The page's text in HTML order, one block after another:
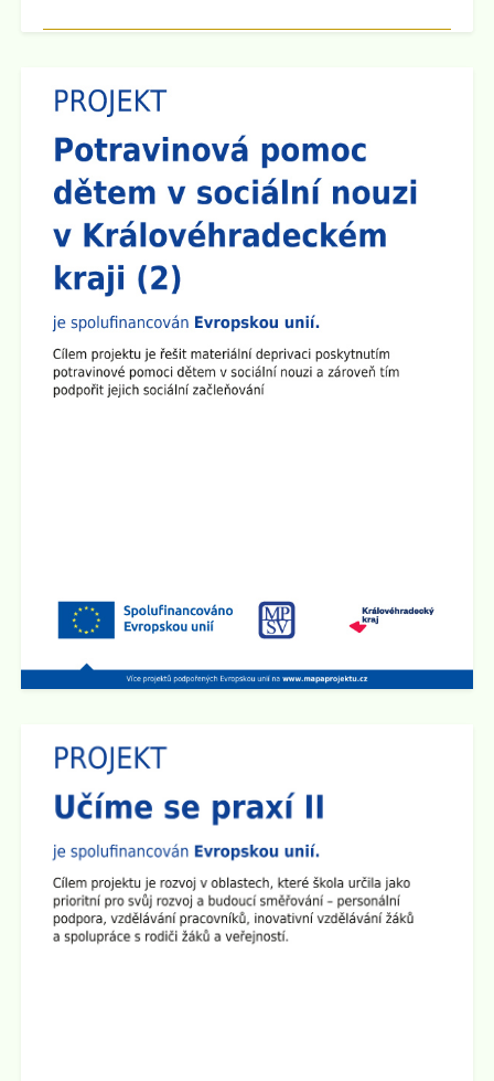
Dne 15.9. 2025 cca v 16:00 hod se po skončení
Plenární schůze SRPŠ budou konat třídní schůzky
jednotlivých tříd. Pokud dojde k malému zpoždění,
předem se omlouváme, učitelský sbor se půjde nejprve
představit do prvních a šestých tříd.
Zveřejněno: 8.9.2025
Plenární schůze SRPŠ
Dne 15.9. 2025 v 15:30 hod se v učebně 8.A na 2.
stupni školy koná Plenární schůze SRPŠ.
Schůzka pro rodiče budoucích prvňáčků
Rodičovská schůzka se uskuteční v úterý 3.6. 2025 v
15:30 hod v učebně 2.B na 1. stupni školy.
Den otevřených dveří na 2. stupni školy
Dne 29.4. od 15:00 do 17:30 hod zveme všechny
rodiče a přátele školy naDen otevřených dveří na 2.
stupni
. Ve třídách budou připraveny různé prezentace a
ukázky pomůcek. Den otevřených dveří chceme
zakončit společným opékáním na školním dvoře.
Všichni jste srdečně zváni!